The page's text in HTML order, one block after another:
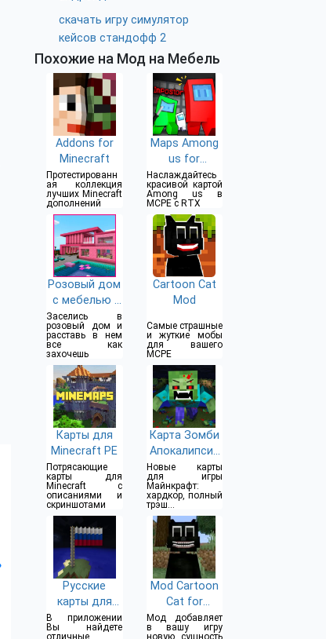
скачать игру симулятор
кейсов стандофф 2
Похожие на Мод на Мебель
Addons for
Minecraft
Протестированн
ая коллекция
лучших Minecraft
дополнений
Maps Among
us for
Minecraft
Наслаждайтесь
красивой картой
Among us в
MCPE с RTX
Розовый дом
с мебелью .
Майнкрафт
карты и моды.
Заселись в
розовый дом и
расставь в нем
все как
захочешь
Cartoon Cat
Mod
Самые страшные
и жуткие мобы
для вашего
MCPE
Карты для
Minecraft PE
Потрясающие
карты для
Minecraft с
описаниями и
скриншотами
Карта Зомби
Апокалипсис
в Майнкрафте
Новые карты
для игры
Майнкрафт:
хардкор, полный
трэш и
вакханалия
Русские
карты для
Майнкрафт
PE
В приложении
Вы найдете
Mod Cartoon
Cat for
Minecraft
Мод добавляет
в вашу игру